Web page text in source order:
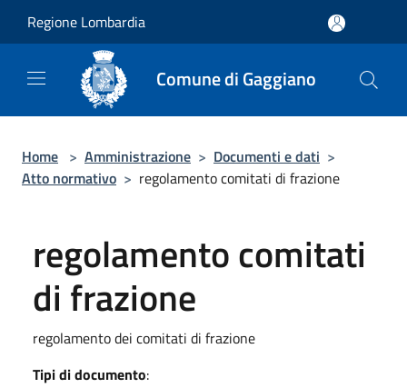
Regione Lombardia
Comune di Gaggiano
Home > Amministrazione > Documenti e dati >
Atto normativo > regolamento comitati di frazione
regolamento comitati
di frazione
regolamento dei comitati di frazione
Tipi di documento: